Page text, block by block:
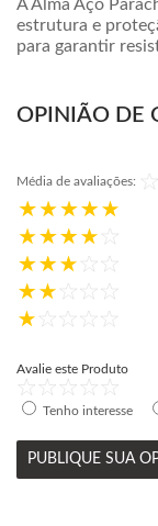
A Alma Aço
estrutura e
para garantir
OPINIÃO DE
Média de avaliações:
Avalie este Produto
Tenho interesse
PUBLIQUE SUA